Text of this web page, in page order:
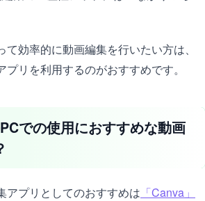
効率的に動画編集を行いたい方は、
リを利用するのがおすすめです。
での使用におすすめな動画
アプリとしてのおすすめは 「Canva」